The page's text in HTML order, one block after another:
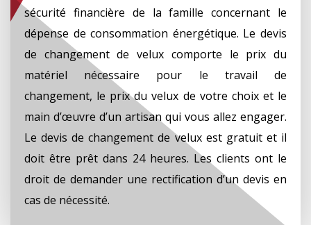
sécurité financière de la famille concernant le
dépense de consommation énergétique. Le devis
de changement de velux comporte le prix du
matériel nécessaire pour le travail de
changement, le prix du velux de votre choix et le
main d’œuvre d’un artisan qui vous allez engager.
Le devis de changement de velux est gratuit et il
doit être prêt dans 24 heures. Les clients ont le
droit de demander une rectification d’un devis en
cas de nécessité.